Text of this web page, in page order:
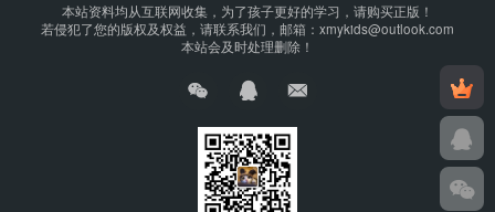
本站资料均从互联网收集，为了孩子更好的学习，请购买正版！
若侵犯了您的版权及权益，请联系我们，邮箱：xmykids@outlook.com
本站会及时处理删除！